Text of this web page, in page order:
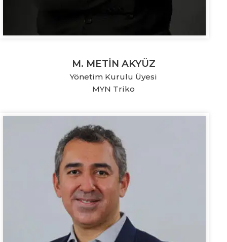
M. METİN AKYÜZ
Yönetim Kurulu Üyesi
MYN Triko